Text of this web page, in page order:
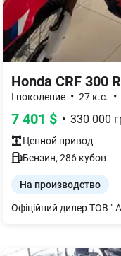
Honda CRF 300
I поколение • 27 к.с. •
7 401 $ • 330 000
Цепной привод
Бензин, 286 кубов
На производство
Офіційний дилер ТОВ "